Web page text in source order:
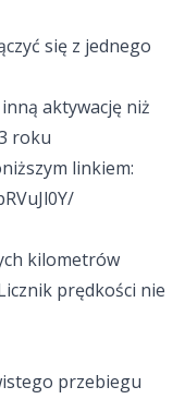
się z jednego
aktywację niż
roku
linkiem:
kilometrów
prędkości nie
przebiegu